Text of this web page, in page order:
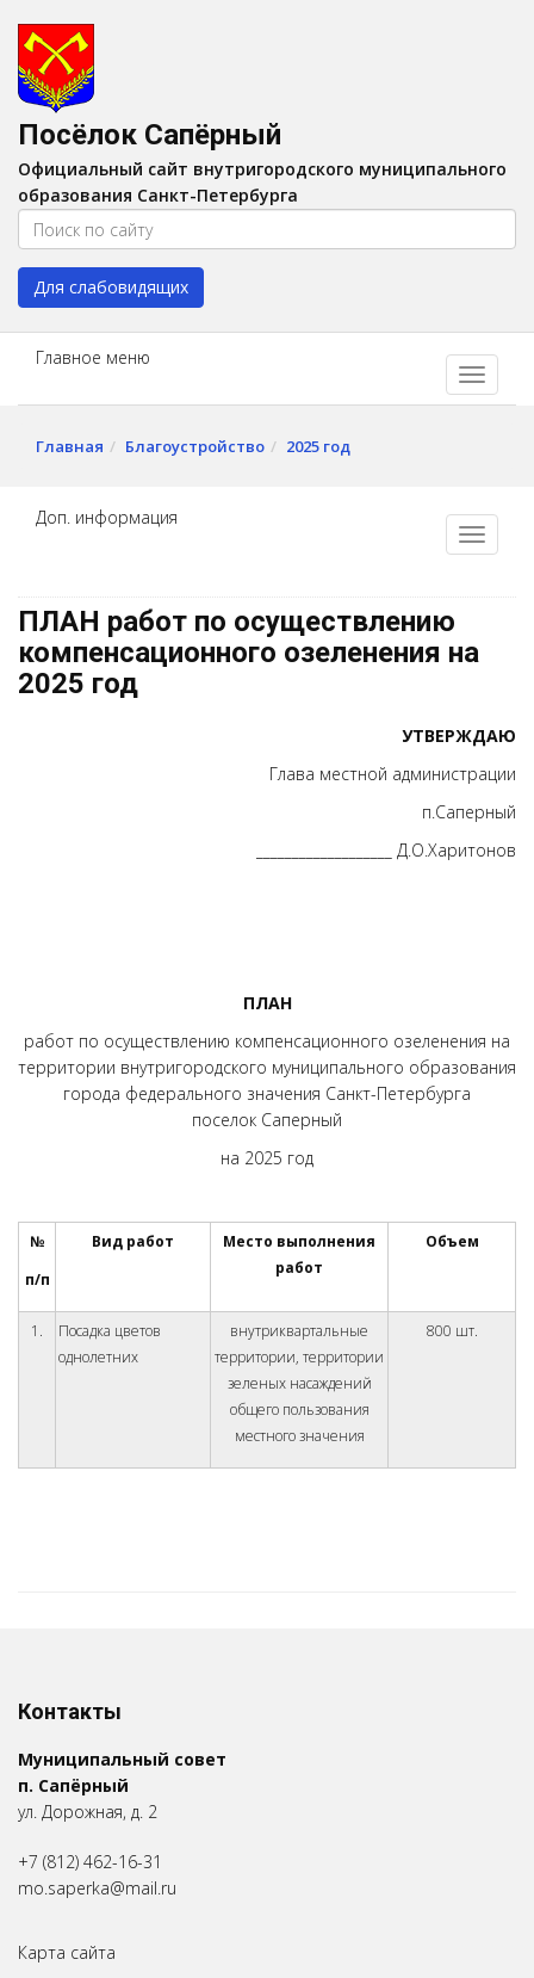
Изображения:
Цвет:A A
Посёлок Сапёрный
Официальный сайт внутригородского муниципального
образования Санкт-Петербурга
Для слабовидящих
Главное меню
Главная Благоустройство 2025 год
Доп. информация
ПЛАН работ по осуществлению
компенсационного озеленения на
2025 год
УТВЕРЖДАЮ
Глава местной администрации
п.Саперный
___________________ Д.О.Харитонов
ПЛАН
работ по осуществлению компенсационного озеленения на
территории внутригородского муниципального образования
города федерального значения Санкт-Петербурга
поселок Саперный
на 2025 год
№
п/п
Вид работ
Место выполнения
работ
Объем
1.
Посадка цветов
однолетних
внутриквартальные
территории, территории
зеленых насаждений
общего пользования
местного значения
800 шт.
Контакты
Муниципальный совет
п. Сапёрный
ул. Дорожная, д. 2
+7 (812) 462-16-31
mo.saperka@mail.ru
Карта сайта